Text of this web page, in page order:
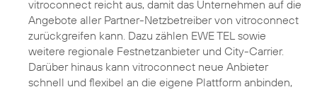
vitroconnect reicht aus, damit das Unternehmen auf die
Angebote aller Partner-Netzbetreiber von vitroconnect
zurückgreifen kann. Dazu zählen EWE TEL sowie
weitere regionale Festnetzanbieter und City-Carrier.
Darüber hinaus kann vitroconnect neue Anbieter
schnell und flexibel an die eigene Plattform anbinden,